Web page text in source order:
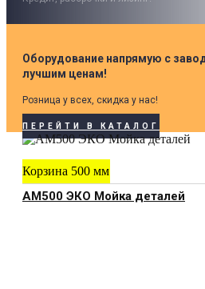
Оборудование напрямую с
лучшим ценам!
Розница у всех, скидка у нас!
ПЕРЕЙТИ В КАТАЛОГ
Корзина 500 мм
АМ500 ЭКО Мойка деталей